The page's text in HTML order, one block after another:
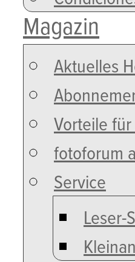
Magazin
Aktuelles
Vorteile
fotoforum
Service
Leser-